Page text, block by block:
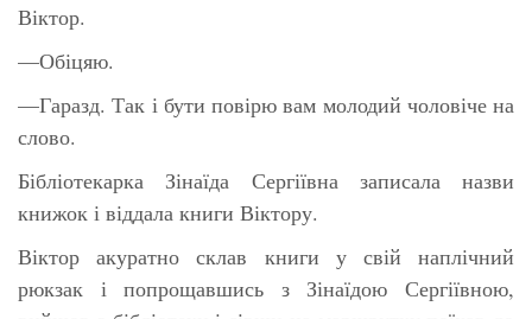
Віктор.
—Обіцяю.
—Гаразд. Так і бути повірю вам молодий чоловіче на
слово.
Бібліотекарка Зінаїда Сергіївна записала назви
книжок і віддала книги Віктору.
Віктор акуратно склав книги у свій наплічний
рюкзак і попрощавшись з Зінаїдою Сергіївною,